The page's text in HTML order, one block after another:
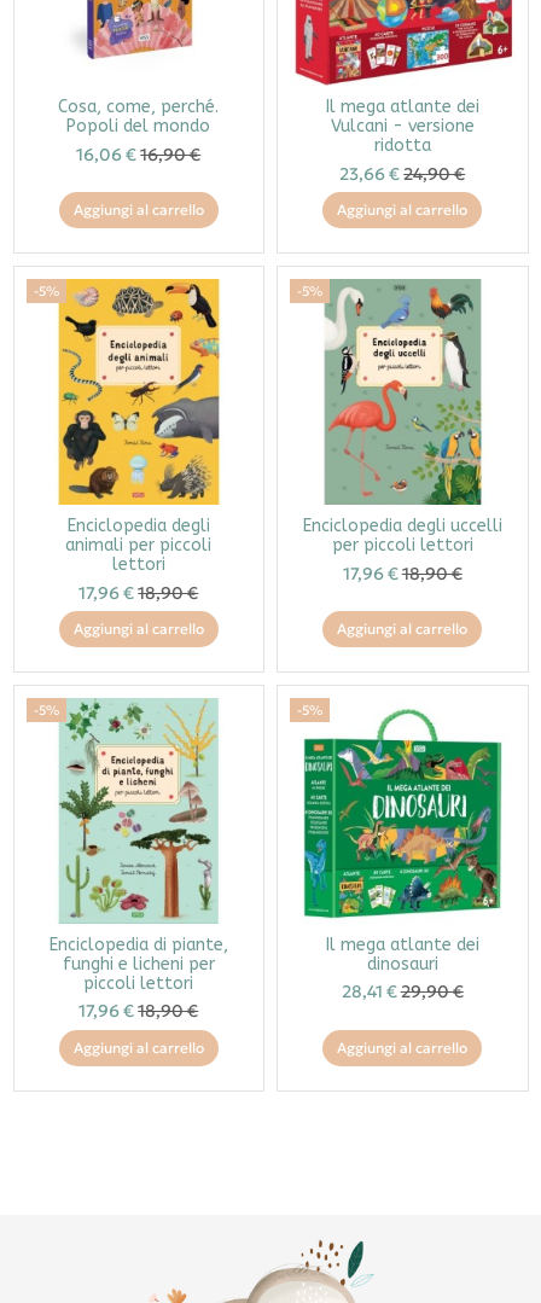
Cosa, come, perché.
Popoli del mondo
16,06 €16,90 €
Aggiungi al carrello
Il mega atlante dei
Vulcani - versione
ridotta
23,66 €24,90 €
Aggiungi al carrello
-5%
Enciclopedia degli
animali per piccoli
lettori
17,96 €18,90 €
Aggiungi al carrello
-5%
Enciclopedia degli uccelli
per piccoli lettori
17,96 €18,90 €
Aggiungi al carrello
-5%
Enciclopedia di piante,
funghi e licheni per
piccoli lettori
17,96 €18,90 €
Aggiungi al carrello
-5%
Il mega atlante dei
dinosauri
28,41 €29,90 €
Aggiungi al carrello